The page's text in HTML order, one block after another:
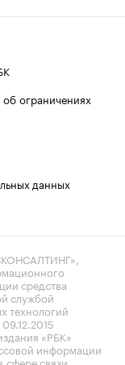
ограничениях
данных
средства
службой
технологий
«РБК»
информации
связи,